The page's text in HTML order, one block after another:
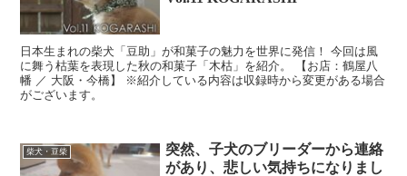
日本生まれの柴犬「豆助」が和菓子の魅力を世界に発信！ 今回は風
に舞う枯葉を表現した秋の和菓子「木枯」を紹介。 【お店：鶴屋八
幡 ／ 大阪・今橋】 ※紹介している内容は収録時から変更がある場合
がございます。
柴犬・豆柴
突然、子犬のブリーダーから連絡
があり、悲しい気持ちになりまし